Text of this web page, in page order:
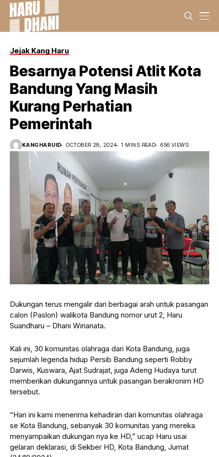
Jejak Kang Haru
Besarnya Potensi Atlit Kota
Bandung Yang Masih
Kurang Perhatian
Pemerintah
KANGHARUID OCTOBER 28, 2024 1 MINS READ 656 VIEWS
Dukungan terus mengalir dari berbagai arah untuk pasangan
calon (Paslon) walikota Bandung nomor urut 2, Haru
Suandharu – Dhani Wirianata.
Kali ini, 30 komunitas olahraga dari Kota Bandung, juga
sejumlah legenda hidup Persib Bandung seperti Robby
Darwis, Kuswara, Ajat Sudrajat, juga Adeng Hudaya turut
memberikan dukungannya untuk pasangan berakronim HD
tersebut.
“Hari ini kami menerima kehadiran dari komunitas olahraga
se Kota Bandung, sebanyak 30 komunitas yang mereka
menyampaikan dukungan nya ke HD,” ucap Haru usai
gelaran deklarasi, di Sekber HD, Kota Bandung, Jumat